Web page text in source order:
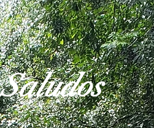
Saludos